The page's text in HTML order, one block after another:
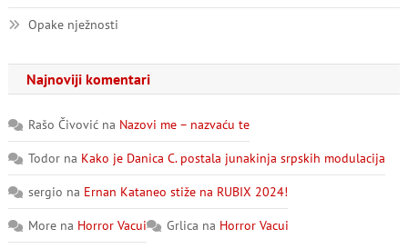
Opake nježnosti
Najnoviji komentari
Rašo Čivovićna Nazovi me – nazvaću te
Todorna Kako je Danica C. postala junakinja srpskih modulacija
sergio na Ernan Kataneo stiže na RUBIX 2024!
Morena Horror Vacui Grlica na Horror Vacui